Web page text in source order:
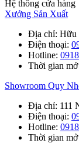
Hệ thống cửa hàng
Xưởng Sản Xuất
Địa chỉ: Hữu
Điện thoại:
Hotline:
Thời gian mở
Showroom Quy
Địa chỉ: 111
Điện thoại:
Hotline:
Thời gian mở